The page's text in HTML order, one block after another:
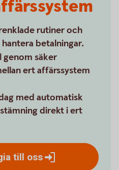
rutiner och
betalningar.
säker
ert affärssystem
med automatisk
direkt i ert
till oss